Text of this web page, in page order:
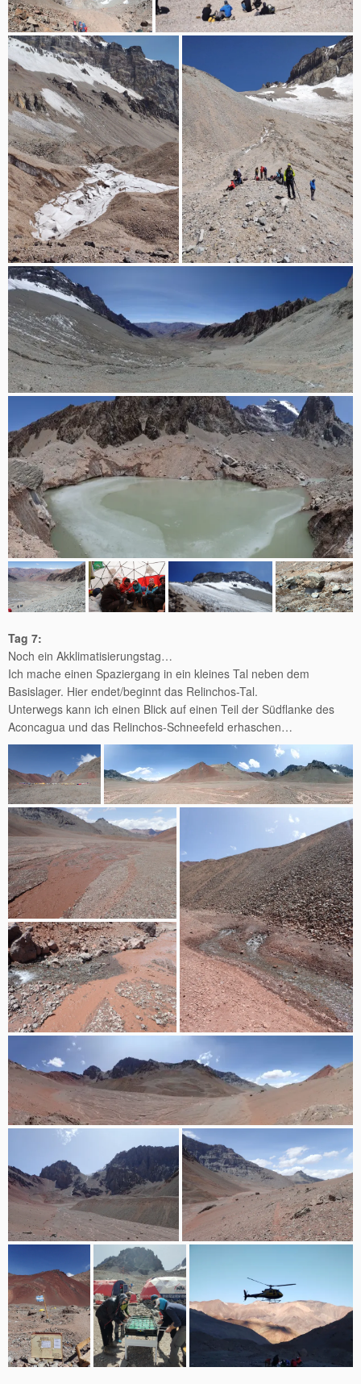
Tag 7:
Noch ein Akklimatisierungstag…
Ich mache einen Spaziergang in ein kleines Tal neben dem
Basislager. Hier endet/beginnt das Relinchos-Tal.
Unterwegs kann ich einen Blick auf einen Teil der Südflanke des
Aconcagua und das Relinchos-Schneefeld erhaschen…